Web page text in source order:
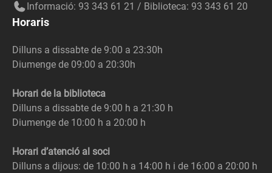
Informació: 93 343 61 21 / Biblioteca: 93 343 61 20
Horaris
Dilluns a dissabte de 9:00 a 23:30h
Diumenge de 09:00 a 20:30h
Horari de la biblioteca
Dilluns a dissabte de 9:00 h a 21:30 h
Diumenge de 10:00 h a 20:00 h
Horari d’atenció al soci
Dilluns a dijous: de 10:00 h a 14:00 h i de 16:00 a 20:00 h